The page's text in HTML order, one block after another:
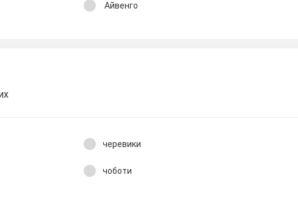
Айвенго
черевики
чоботи